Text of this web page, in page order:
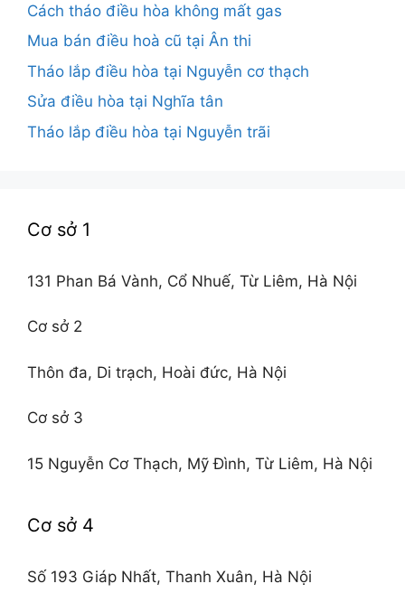
Cách tháo điều hòa không mất gas
Mua bán điều hoà cũ tại Ân thi
Tháo lắp điều hòa tại Nguyễn cơ thạch
Sửa điều hòa tại Nghĩa tân
Tháo lắp điều hòa tại Nguyễn trãi
Cơ sở 1
131 Phan Bá Vành, Cổ Nhuế, Từ Liêm, Hà Nội
Cơ sở 2
Thôn đa, Di trạch, Hoài đức, Hà Nội
Cơ sở 3
15 Nguyễn Cơ Thạch, Mỹ Đình, Từ Liêm, Hà Nội
Cơ sở 4
Số 193 Giáp Nhất, Thanh Xuân, Hà Nội